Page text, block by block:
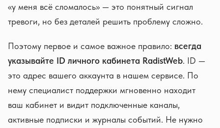
«у меня всё сломалось» — это понятный сигнал
тревоги, но без деталей решить проблему сложно.
Поэтому первое и самое важное правило: всегда
указывайте ID личного кабинета RadistWeb. ID —
это адрес вашего аккаунта в нашем сервисе. По
нему специалист поддержки мгновенно находит
ваш кабинет и видит подключенные каналы,
активные подписки и журналы событий. Не нужно